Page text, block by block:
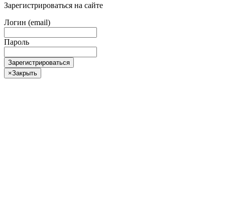
Зарегистрироваться на сайте
Логин (email)
Пароль
Зарегистрироваться
×Закрыть